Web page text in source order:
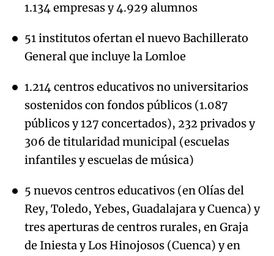
1.134 empresas y 4.929 alumnos
51 institutos ofertan el nuevo Bachillerato
General que incluye la Lomloe
1.214 centros educativos no universitarios
sostenidos con fondos públicos (1.087
públicos y 127 concertados), 232 privados y
306 de titularidad municipal (escuelas
infantiles y escuelas de música)
5 nuevos centros educativos (en Olías del
Rey, Toledo, Yebes, Guadalajara y Cuenca) y
tres aperturas de centros rurales, en Graja
de Iniesta y Los Hinojosos (Cuenca) y en